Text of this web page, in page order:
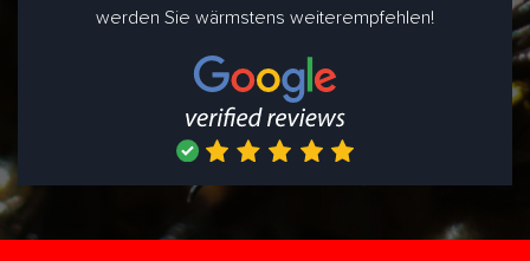
werden Sie wärmstens weiterempfehlen!